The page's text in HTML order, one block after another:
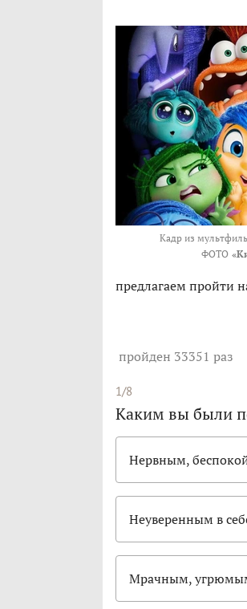
Кадр из
ФОТО
предлагаем пройти
пройден 33351 раз
1/8
Каким вы были
Нервным,
Неуверенным в
Мрачным,